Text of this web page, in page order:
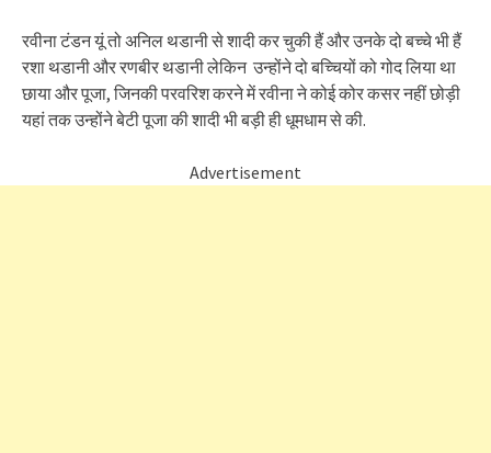
रवीना टंडन यूं तो अनिल थडानी से शादी कर चुकी हैं और उनके दो बच्चे भी हैं
रशा थडानी और रणबीर थडानी लेकिन उन्होंने दो बच्चियों को गोद लिया था
छाया और पूजा, जिनकी परवरिश करने में रवीना ने कोई कोर कसर नहीं छोड़ी
यहां तक उन्होंने बेटी पूजा की शादी भी बड़ी ही धूमधाम से की.
Advertisement